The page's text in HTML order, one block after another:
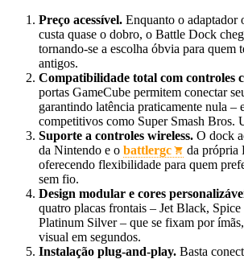
Preço acessível. Enquanto o
custa quase o dobro, o Battle Dock
tornando‑se a escolha óbvia para quem
antigos.
Compatibilidade total com controles
portas GameCube permitem conectar
garantindo latência praticamente nula –
competitivos como Super Smash Bros.
Suporte a controles wireless. O dock
da Nintendo e o battlergc
da própria
oferecendo flexibilidade para quem
sem fio.
Design modular e cores
quatro placas frontais – Jet Black,
Platinum Silver – que se fixam por
visual em segundos.
Instalação plug‑and‑play. Basta